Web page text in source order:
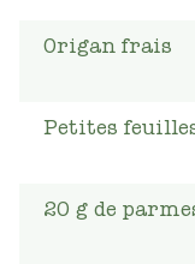
Origan frais
Petites
20 g de